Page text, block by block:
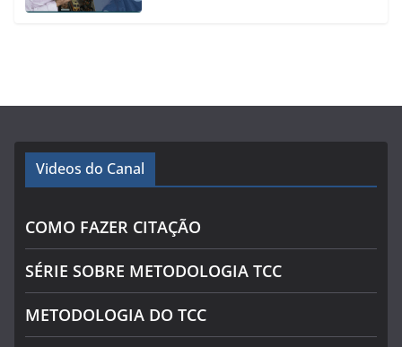
Videos do Canal
COMO FAZER CITAÇÃO
SÉRIE SOBRE METODOLOGIA TCC
METODOLOGIA DO TCC